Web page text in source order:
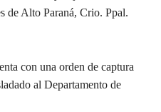
de Alto Paraná, Crio. Ppal.
con una orden de captura
al Departamento de